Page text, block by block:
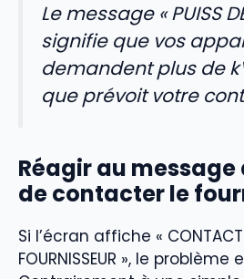
Le message « PUISS
signifie que vos
demandent plus de
que prévoit votre
Réagir au
de contacter le
Si l’écran affiche «
FOURNISSEUR », le problème